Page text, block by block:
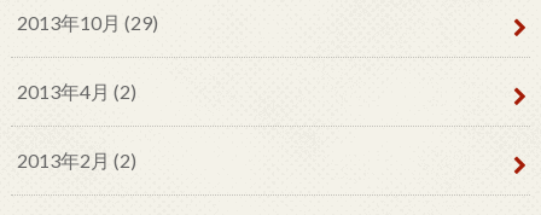
2013年10月 (29)
2013年4月 (2)
2013年2月 (2)